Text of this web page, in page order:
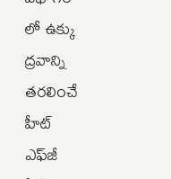
లో ఉక్కు
ద్రవాన్ని
తరలించే
హీట్‌
ఎఫ్‌జీ